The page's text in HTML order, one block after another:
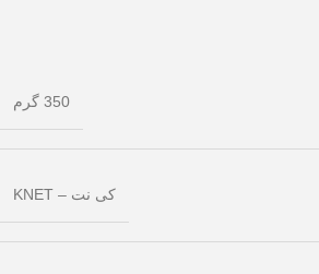
350 گرم
کی نت – KNET